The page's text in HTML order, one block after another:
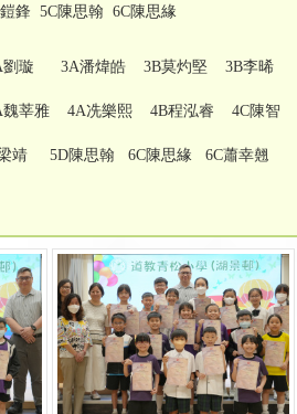
鋒 5C陳思翰 6C陳思緣
劉璇 3A潘煒皓 3B莫灼堅 3B李晞
莘雅 4A冼樂熙 4B程泓睿 4C陳智
靖 5D陳思翰 6C陳思緣 6C蕭幸翹